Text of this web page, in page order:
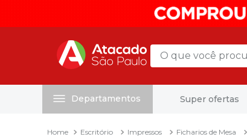
O que você procura?
Departamentos Super ofertas
Escritório Impressos Ficharios de Mesa